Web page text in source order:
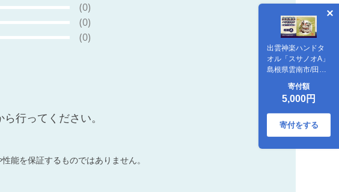
出雲神楽ハンドタ
オル「スサノオA」
島根県雲南市/田部
写真館[AICZ006]
寄付額
5,000円
寄付をする
(0)
(0)
(0)
ら行ってください。
能を保証するものではありません。